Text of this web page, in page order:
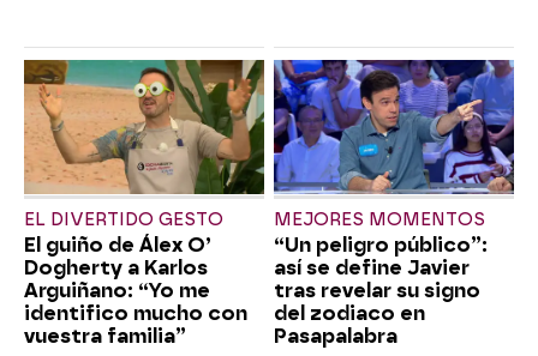
EL DIVERTIDO GESTO
El guiño de Álex O’
Dogherty a Karlos
Arguiñano: “Yo me
identifico mucho con
vuestra familia”
MEJORES MOMENTOS
“Un peligro público”:
así se define Javier
tras revelar su signo
del zodiaco en
Pasapalabra